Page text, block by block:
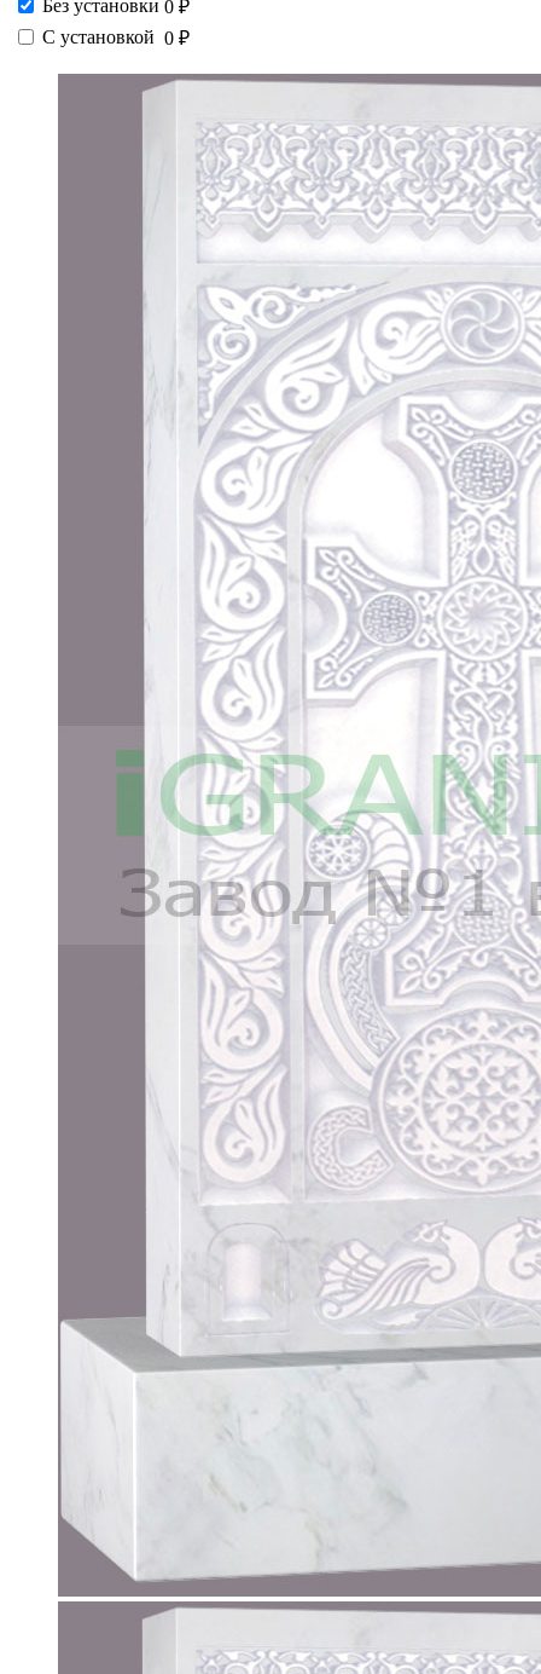
Без установки 0 ₽
С установкой 0 ₽